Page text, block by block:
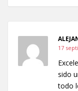
17
sido
todo